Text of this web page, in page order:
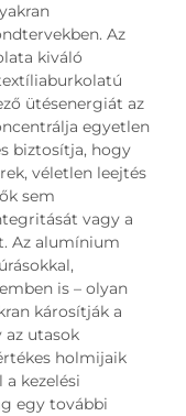
Az
kiváló
ütésenergiát az
egyetlen
biztosítja, hogy
véletlen leejtés
sem
vagy a
Az alumínium
is – olyan
károsítják a
az utasok
holmijaik
kezelési
egy további